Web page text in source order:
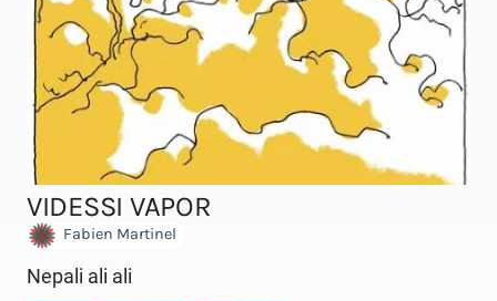
VIDESSI VAPOR
Fabien Martinel
Nepali ali ali